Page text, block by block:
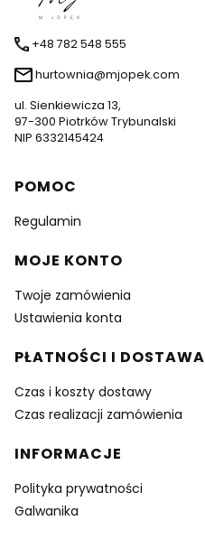
+48 782 548 555
hurtownia@mjopek.com
ul. Sienkiewicza 13,
97-300 Piotrków Trybunalski
NIP 6332145424
Linki w stopce
POMOC
Regulamin
MOJE KONTO
Twoje zamówienia
Ustawienia konta
PŁATNOŚCI I DOSTAWA
Czas i koszty dostawy
Czas realizacji zamówienia
INFORMACJE
Polityka prywatności
Galwanika